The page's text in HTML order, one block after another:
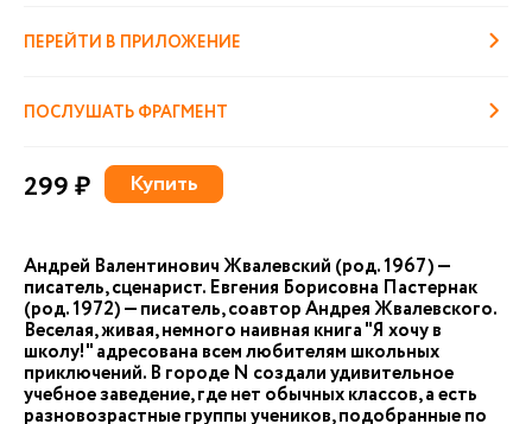
ПЕРЕЙТИ В ПРИЛОЖЕНИЕ
ПОСЛУШАТЬ ФРАГМЕНТ
299 ₽ Купить
Андрей Валентинович Жвалевский (род. 1967) —
писатель, сценарист. Евгения Борисовна Пастернак
(род. 1972) — писатель, соавтор Андрея Жвалевского.
Веселая, живая, немного наивная книга "Я хочу в
школу!" адресована всем любителям школьных
приключений. В городе N создали удивительное
учебное заведение, где нет обычных классов, а есть
разновозрастные группы учеников, подобранные по